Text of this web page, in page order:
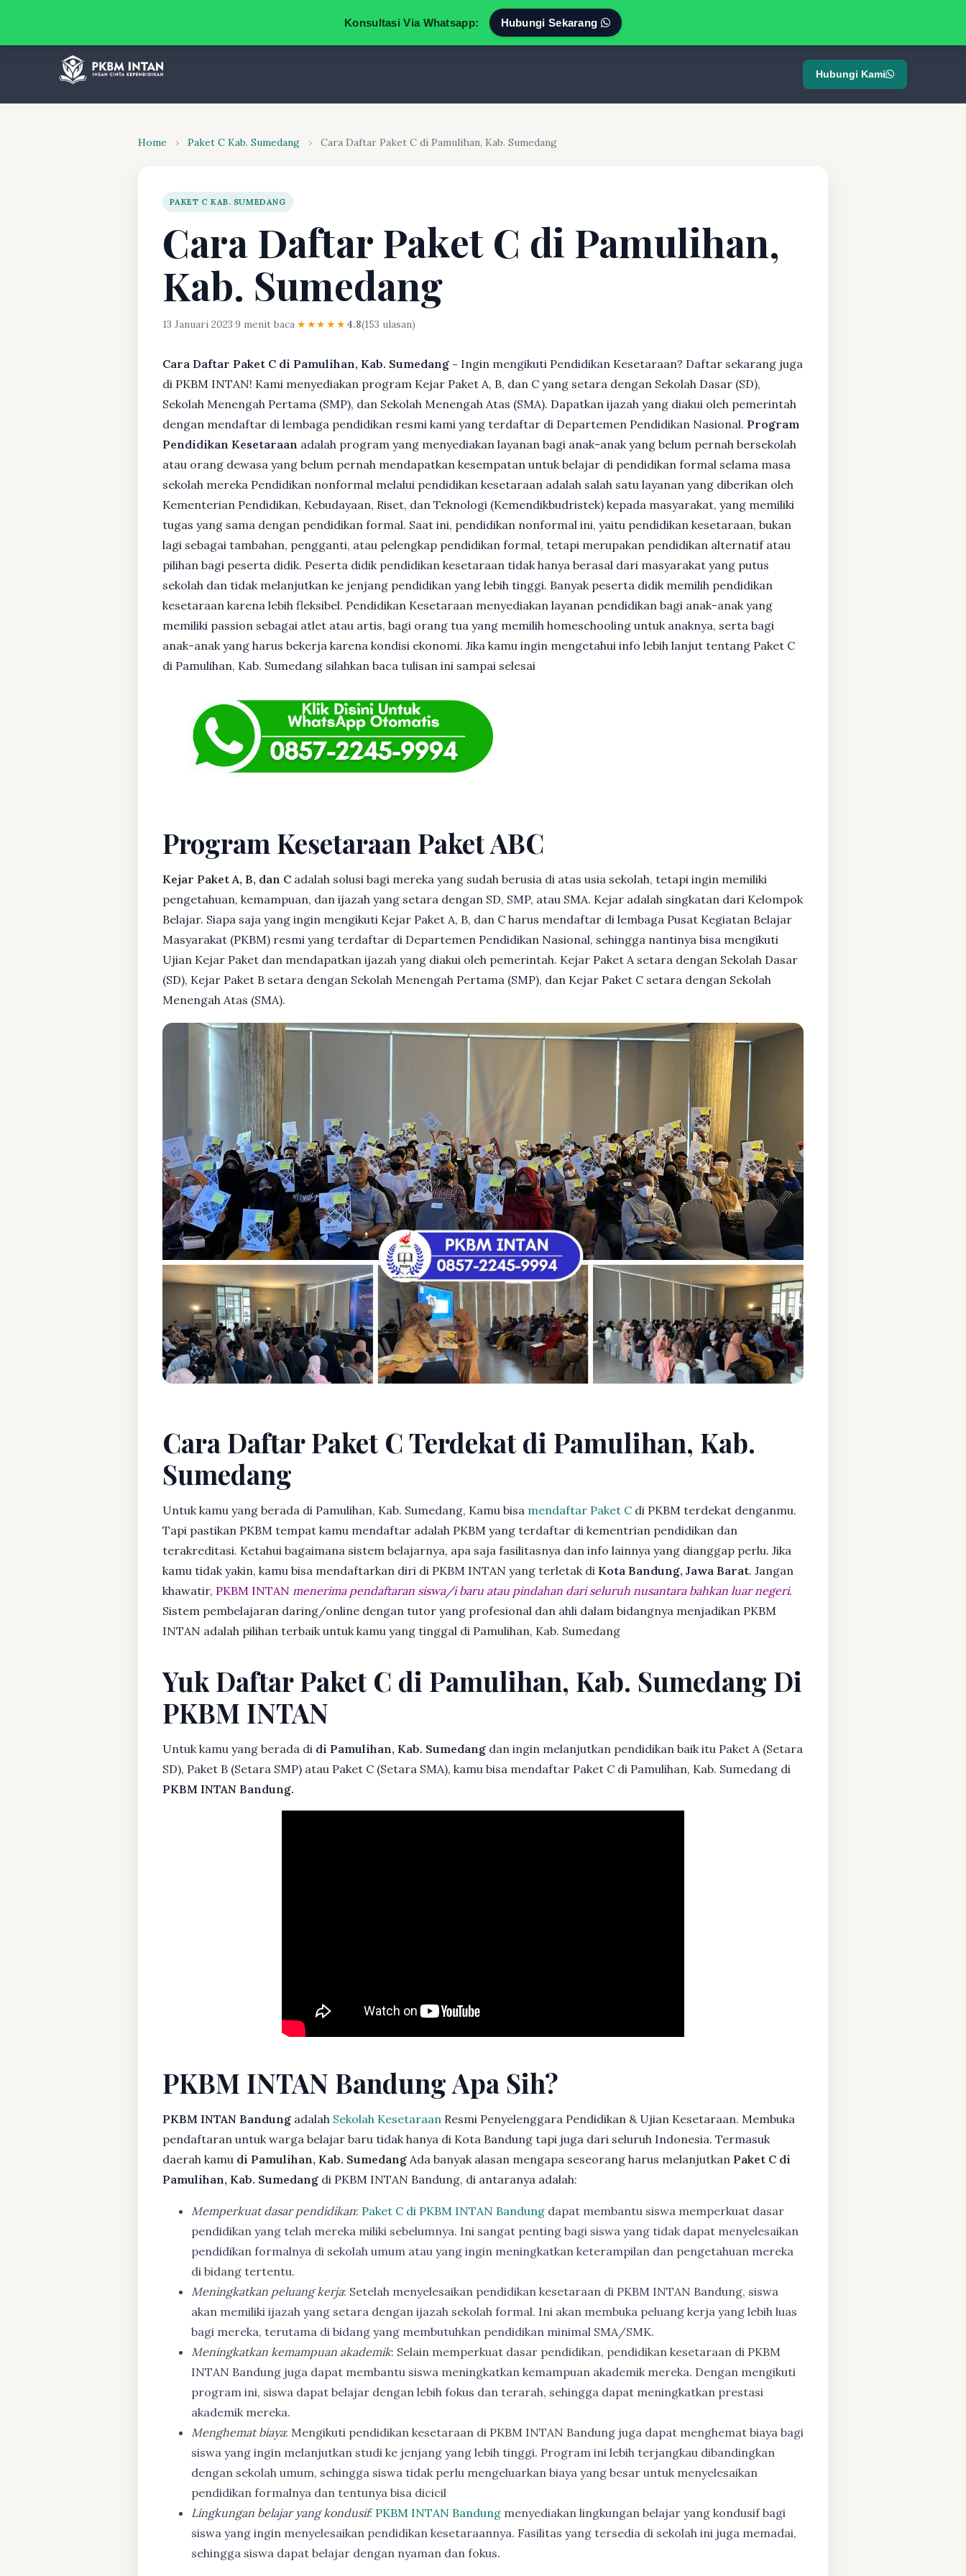
Konsultasi Via Whatsapp: Hubungi Sekarang
Hubungi Kami
Home › Paket C Kab. Sumedang › Cara Daftar Paket C di Pamulihan, Kab. Sumedang
PAKET C KAB. SUMEDANG
Cara Daftar Paket C di Pamulihan,
Kab. Sumedang
13 Januari 2023·9 menit baca·★★★★★4.8(153 ulasan)
Cara Daftar Paket C di Pamulihan, Kab. Sumedang - Ingin mengikuti Pendidikan Kesetaraan? Daftar sekarang juga
di PKBM INTAN! Kami menyediakan program Kejar Paket A, B, dan C yang setara dengan Sekolah Dasar (SD),
Sekolah Menengah Pertama (SMP), dan Sekolah Menengah Atas (SMA). Dapatkan ijazah yang diakui oleh pemerintah
dengan mendaftar di lembaga pendidikan resmi kami yang terdaftar di Departemen Pendidikan Nasional. Program
Pendidikan Kesetaraan adalah program yang menyediakan layanan bagi anak-anak yang belum pernah bersekolah
atau orang dewasa yang belum pernah mendapatkan kesempatan untuk belajar di pendidikan formal selama masa
sekolah mereka Pendidikan nonformal melalui pendidikan kesetaraan adalah salah satu layanan yang diberikan oleh
Kementerian Pendidikan, Kebudayaan, Riset, dan Teknologi (Kemendikbudristek) kepada masyarakat, yang memiliki
tugas yang sama dengan pendidikan formal. Saat ini, pendidikan nonformal ini, yaitu pendidikan kesetaraan, bukan
lagi sebagai tambahan, pengganti, atau pelengkap pendidikan formal, tetapi merupakan pendidikan alternatif atau
pilihan bagi peserta didik. Peserta didik pendidikan kesetaraan tidak hanya berasal dari masyarakat yang putus
sekolah dan tidak melanjutkan ke jenjang pendidikan yang lebih tinggi. Banyak peserta didik memilih pendidikan
kesetaraan karena lebih fleksibel. Pendidikan Kesetaraan menyediakan layanan pendidikan bagi anak-anak yang
memiliki passion sebagai atlet atau artis, bagi orang tua yang memilih homeschooling untuk anaknya, serta bagi
anak-anak yang harus bekerja karena kondisi ekonomi. Jika kamu ingin mengetahui info lebih lanjut tentang Paket C
di Pamulihan, Kab. Sumedang silahkan baca tulisan ini sampai selesai
Program Kesetaraan Paket ABC
Kejar Paket A, B, dan C adalah solusi bagi mereka yang sudah berusia di atas usia sekolah, tetapi ingin memiliki
pengetahuan, kemampuan, dan ijazah yang setara dengan SD, SMP, atau SMA. Kejar adalah singkatan dari Kelompok
Belajar. Siapa saja yang ingin mengikuti Kejar Paket A, B, dan C harus mendaftar di lembaga Pusat Kegiatan Belajar
Masyarakat (PKBM) resmi yang terdaftar di Departemen Pendidikan Nasional, sehingga nantinya bisa mengikuti
Ujian Kejar Paket dan mendapatkan ijazah yang diakui oleh pemerintah. Kejar Paket A setara dengan Sekolah Dasar
(SD), Kejar Paket B setara dengan Sekolah Menengah Pertama (SMP), dan Kejar Paket C setara dengan Sekolah
Menengah Atas (SMA).
Cara Daftar Paket C Terdekat di Pamulihan, Kab.
Sumedang
Untuk kamu yang berada di Pamulihan, Kab. Sumedang, Kamu bisa mendaftar Paket C di PKBM terdekat denganmu.
Tapi pastikan PKBM tempat kamu mendaftar adalah PKBM yang terdaftar di kementrian pendidikan dan
terakreditasi. Ketahui bagaimana sistem belajarnya, apa saja fasilitasnya dan info lainnya yang dianggap perlu. Jika
kamu tidak yakin, kamu bisa mendaftarkan diri di PKBM INTAN yang terletak di Kota Bandung, Jawa Barat. Jangan
khawatir, PKBM INTAN menerima pendaftaran siswa/i baru atau pindahan dari seluruh nusantara bahkan luar negeri.
Sistem pembelajaran daring/online dengan tutor yang profesional dan ahli dalam bidangnya menjadikan PKBM
INTAN adalah pilihan terbaik untuk kamu yang tinggal di Pamulihan, Kab. Sumedang
Yuk Daftar Paket C di Pamulihan, Kab. Sumedang Di
PKBM INTAN
Untuk kamu yang berada di di Pamulihan, Kab. Sumedang dan ingin melanjutkan pendidikan baik itu Paket A (Setara
SD), Paket B (Setara SMP) atau Paket C (Setara SMA), kamu bisa mendaftar Paket C di Pamulihan, Kab. Sumedang di
PKBM INTAN Bandung.
PKBM INTAN Bandung Apa Sih?
PKBM INTAN Bandung adalah Sekolah Kesetaraan Resmi Penyelenggara Pendidikan & Ujian Kesetaraan. Membuka
pendaftaran untuk warga belajar baru tidak hanya di Kota Bandung tapi juga dari seluruh Indonesia. Termasuk
daerah kamu di Pamulihan, Kab. Sumedang Ada banyak alasan mengapa seseorang harus melanjutkan Paket C di
Pamulihan, Kab. Sumedang di PKBM INTAN Bandung, di antaranya adalah:
Memperkuat dasar pendidikan: Paket C di PKBM INTAN Bandung dapat membantu siswa memperkuat dasar
pendidikan yang telah mereka miliki sebelumnya. Ini sangat penting bagi siswa yang tidak dapat menyelesaikan
pendidikan formalnya di sekolah umum atau yang ingin meningkatkan keterampilan dan pengetahuan mereka
di bidang tertentu.
Meningkatkan peluang kerja: Setelah menyelesaikan pendidikan kesetaraan di PKBM INTAN Bandung, siswa
akan memiliki ijazah yang setara dengan ijazah sekolah formal. Ini akan membuka peluang kerja yang lebih luas
bagi mereka, terutama di bidang yang membutuhkan pendidikan minimal SMA/SMK.
Meningkatkan kemampuan akademik: Selain memperkuat dasar pendidikan, pendidikan kesetaraan di PKBM
INTAN Bandung juga dapat membantu siswa meningkatkan kemampuan akademik mereka. Dengan mengikuti
program ini, siswa dapat belajar dengan lebih fokus dan terarah, sehingga dapat meningkatkan prestasi
akademik mereka.
Menghemat biaya: Mengikuti pendidikan kesetaraan di PKBM INTAN Bandung juga dapat menghemat biaya bagi
siswa yang ingin melanjutkan studi ke jenjang yang lebih tinggi. Program ini lebih terjangkau dibandingkan
dengan sekolah umum, sehingga siswa tidak perlu mengeluarkan biaya yang besar untuk menyelesaikan
pendidikan formalnya dan tentunya bisa dicicil
Lingkungan belajar yang kondusif: PKBM INTAN Bandung menyediakan lingkungan belajar yang kondusif bagi
siswa yang ingin menyelesaikan pendidikan kesetaraannya. Fasilitas yang tersedia di sekolah ini juga memadai,
sehingga siswa dapat belajar dengan nyaman dan fokus.